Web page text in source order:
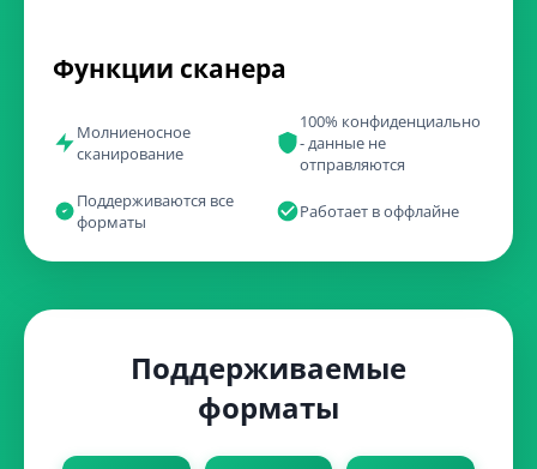
Функции сканера
Молниеносное
сканирование
100% конфиденциально
- данные не
отправляются
Поддерживаются все
форматы
Работает в оффлайне
Поддерживаемые
форматы